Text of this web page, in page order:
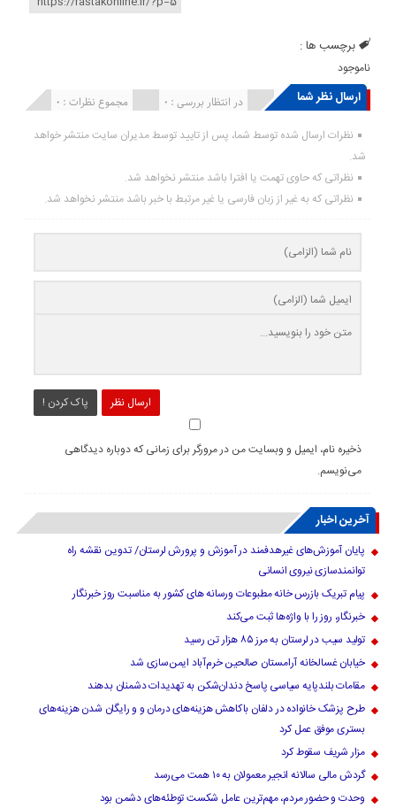
برچسب ها :
ناموجود
ارسال نظر شما مجموع نظرات : 0 در انتظار بررسی : 0 انتشار یافته : ۰
نظرات ارسال شده توسط شما، پس از تایید توسط مدیران سایت منتشر خواهد
شد.
نظراتی که حاوی تهمت یا افترا باشد منتشر نخواهد شد.
نظراتی که به غیر از زبان فارسی یا غیر مرتبط با خبر باشد منتشر نخواهد شد.
ارسال نظر پاک کردن !
ذخیره نام، ایمیل و وبسایت من در مرورگر برای زمانی که دوباره دیدگاهی
می‌نویسم.
آخرین اخبار
پایان آموزش‌های غیرهدفمند در آموزش و پرورش لرستان/ تدوین نقشه راه
توانمندسازی نیروی انسانی
پیام تبریک بازرس خانه مطبوعات ورسانه های کشور به مناسبت روز خبرنگار
خبرنگار، روز را با واژه‌ها ثبت می‌کند
تولید سیب در لرستان به مرز ۸۵ هزار تن رسید
خیابان غسالخانه آرامستان صالحین خرم‌آباد ایمن‌سازی شد
مقامات بلندپایه سیاسی پاسخ دندان‌شکن به تهدیدات دشمنان بدهند
طرح پزشک خانواده در دلفان باکاهش هزینه‌های درمان و و رایگان شدن هزینه‌های
بستری موفق عمل کرد
مزار شریف سقوط کرد
گردش مالی سالانه انجیر معمولان به ۱۰ همت می‌رسد
وحدت و حضور مردم، مهم‌ترین عامل شکست توطئه‌های دشمن بود